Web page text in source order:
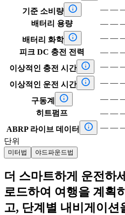
기준 소비량  — —
배터리 용량
— —
배터리 화학  — —
피크 DC 충전 전력
— —
이상적인 충전 시간  — —
이상적인 운전 시간  — —
구동계  — —
히트펌프
— —
ABRP 라이브 데이터
 — —
단위
미터법 야드파운드법
더 스마트하게 운전하
로드하여 여행을 계획
고, 단계별 내비게이션